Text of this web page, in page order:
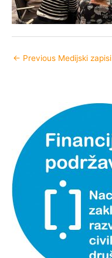
← Previous Medijski zapisi